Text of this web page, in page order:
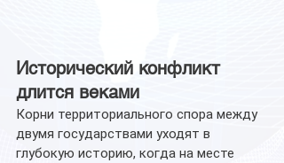
Исторический конфликт
длится веками
Корни территориального спора между
двумя государствами уходят в
глубокую историю, когда на месте